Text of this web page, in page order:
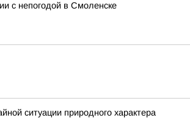
с непогодой в Смоленске
ситуации природного характера